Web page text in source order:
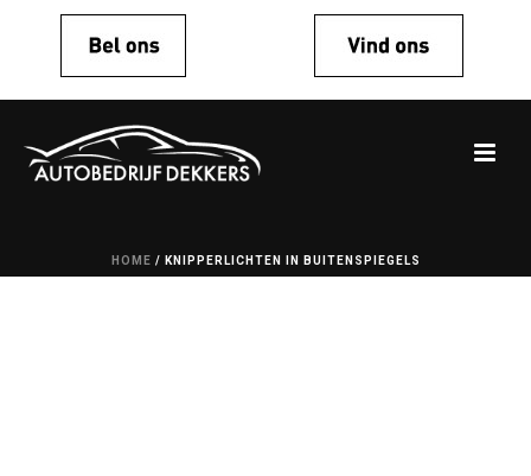
HOME / KNIPPERLICHTEN IN BUITENSPIEGELS